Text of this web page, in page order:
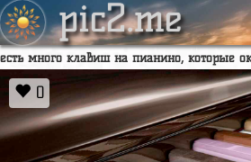
pic2.me
есть много клавиш на пианино, которые
0